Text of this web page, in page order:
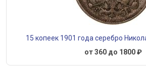
15 копеек 1901 года серебро
от 360 до 1800 ₽